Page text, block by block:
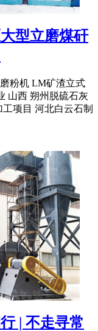
型立磨煤矸
粉机 LM矿渣立式
山西 朔州脱硫石灰
项目 河北白云石制
| 不走寻常